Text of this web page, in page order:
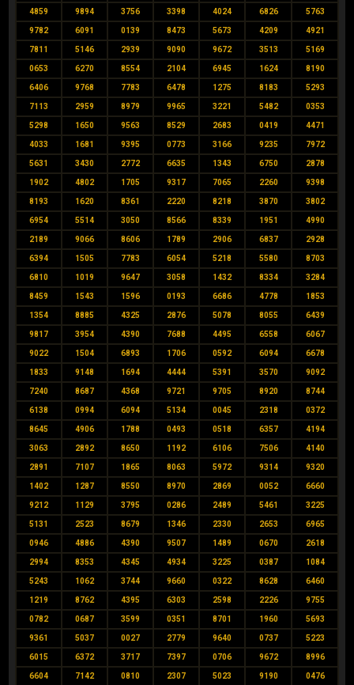
4859 9894 3756 3398 4024 6826 5763
9782 6091 0139 8473 5673 4209 4921
7811 5146 2939 9090 9672 3513 5169
0653 6270 8554 2104 6945 1624 8190
6406 9768 7783 6478 1275 8183 5293
7113 2959 8979 9965 3221 5482 0353
5298 1650 9563 8529 2683 0419 4471
4033 1681 9395 0773 3166 9235 7972
5631 3430 2772 6635 1343 6750 2878
1902 4802 1705 9317 7065 2260 9398
8193 1620 8361 2220 8218 3870 3802
6954 5514 3050 8566 8339 1951 4990
2189 9066 8606 1789 2906 6837 2928
6394 1505 7783 6054 5218 5580 8703
6810 1019 9647 3058 1432 8334 3284
8459 1543 1596 0193 6686 4778 1853
1354 8885 4325 2876 5078 8055 6439
9817 3954 4390 7688 4495 6558 6067
9022 1504 6893 1706 0592 6094 6678
1833 9148 1694 4444 5391 3570 9092
7240 8687 4368 9721 9705 8920 8744
6138 0994 6094 5134 0045 2318 0372
8645 4906 1788 0493 0518 6357 4194
3063 2892 8650 1192 6106 7506 4140
2891 7107 1865 8063 5972 9314 9320
1402 1287 8550 8970 2869 0052 6660
9212 1129 3795 0286 2489 5461 3225
5131 2523 8679 1346 2330 2653 6965
0946 4886 4390 9507 1489 0670 2618
2994 8353 4345 4934 3225 0387 1084
5243 1062 3744 9660 0322 8628 6460
1219 8762 4395 6303 2598 2226 9755
0782 0687 3599 0351 8701 1960 5693
9361 5037 0027 2779 9640 0737 5223
6015 6372 3717 7397 0706 9672 8996
6604 7142 0810 2307 5023 9190 0476